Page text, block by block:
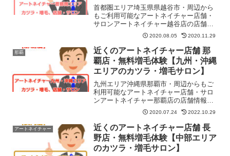
首都圏エリア埼玉県県越谷市・周辺から
もご利用可能なアートネイチャー店舗・
サロンアートネイチャー越谷店の店舗情
報・地図・住所・予約・営業日・定休
日・営業時間などを紹介しています。無
料お試しや無料増毛体験もコチラでご予
約できます。R線南越谷駅南口、東武線新
越谷駅東口よりいずれも徒歩4分
2020.08.05 2020.11.29
那覇
近くのアートネイチャー店舗 那
覇店・無料増毛体験【九州・沖縄
エリアのカツラ・増毛サロン】
九州エリア沖縄県那覇市・周辺からもご
利用可能なアートネイチャー店舗・サロ
ンアートネイチャー那覇店の店舗情報・
地図・住所・予約・営業日・定休日・営
業時間などを紹介しています。無料お試
しや無料増毛体験もコチラでご予約でき
ます。ゆいレール県庁前駅より徒歩5分
2020.07.24 2022.10.29
アートネイチャー
近くのアートネイチャー店舗 長
野店・無料増毛体験【中部エリア
のカツラ・増毛サロン】